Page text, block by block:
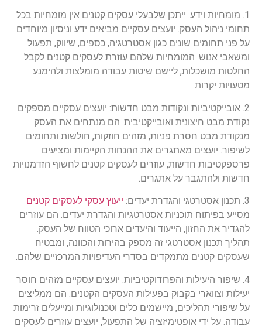
1. מומחיות וידע: ייתכן שלבעלי עסקים קטנים אין מומחיות בכל
תחומי ניהול העסק. יועצים עסקיים מביאים ידע וניסיון מיוחדים
על פני תחומים שונים כגון אסטרטגיה, כספים, שיווק, תפעול
ומשאבי אנוש. המומחיות שלהם עוזרת לעסקים קטנים לקבל
החלטות מושכלות, ליישם שיטות עבודה מומלצות ולהימנע
מטעויות יקרות.
2. אובייקטיביות ונקודות מבט חדשות: יועצים עסקיים מספקים
נקודת מבט חיצונית ואובייקטיבית. הם מנתחים את העסק
מנקודת מבט חסרת פניות, מזהים חוזקות, חולשות ותחומים
לשיפור. יועצים מאתגרים את ההנחות הקיימות ומציעים
פרספקטיבות חדשות, עוזרים לעסקים קטנים לחשוף הזדמנויות
חדשות ולהתגבר על אתגרים.
3. תכנון אסטרטגי והגדרת יעדים:
ייעוץ עסקי לעסקים קטנים
מסייע בפיתוח תוכניות אסטרטגיות והגדרת יעדים. הם עוזרים
להגדיר את החזון, הייעוד והיעדים ארוכי הטווח של העסק.
תהליך תכנון אסטרטגי זה מספק בהירות והכוונה, ומבטיח
שעסקים קטנים מתמקדים בסדרי העדיפויות המרכזיים שלהם.
4. שיפור היעילות והפרודוקטיביות: יועצים עסקיים מזהים חוסר
יעילות וצווארי בקבוק בפעילות העסקים הקטנים. הם ממליצים
על שיפורי תהליכים, מיישמים כלים וטכנולוגיות ומייעלים זרימות
עבודה. על ידי אופטימיזציה של התפעול, יועצים עוזרים לעסקים